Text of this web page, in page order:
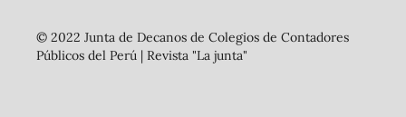
© 2022 Junta de Decanos de Colegios de Contadores
Públicos del Perú | Revista "La junta"